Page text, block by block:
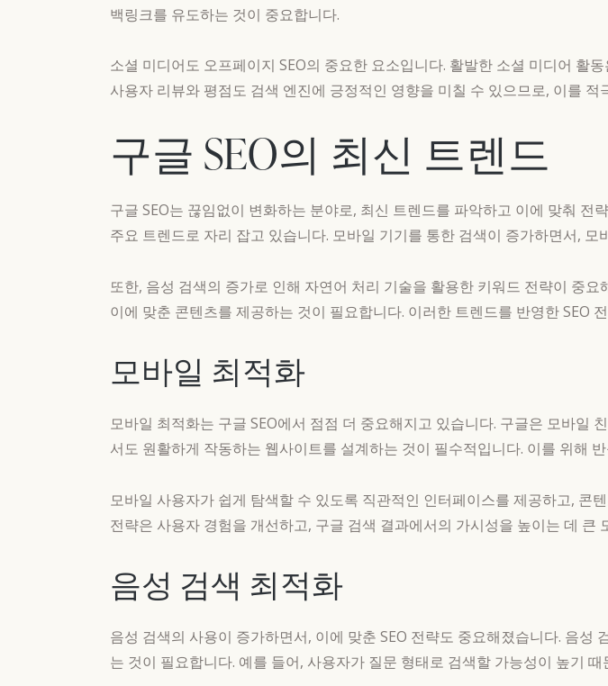
백링크를 유도하는 것이 중요합니다.
소셜 미디어도 오프페이지 SEO의 중요한 요소입니다. 활발한 소셜 미디어 활
사용자 리뷰와 평점도 검색 엔진에 긍정적인 영향을 미칠 수 있으므로, 이를
구글 SEO의 최신 트렌드
구글 SEO는 끊임없이 변화하는 분야로, 최신 트렌드를 파악하고 이에 맞춰
주요 트렌드로 자리 잡고 있습니다. 모바일 기기를 통한 검색이 증가하면서,
또한, 음성 검색의 증가로 인해 자연어 처리 기술을 활용한 키워드 전략이 중
이에 맞춘 콘텐츠를 제공하는 것이 필요합니다. 이러한 트렌드를 반영한 SEO
모바일 최적화
모바일 최적화는 구글 SEO에서 점점 더 중요해지고 있습니다. 구글은 모바일
서도 원활하게 작동하는 웹사이트를 설계하는 것이 필수적입니다. 이를 위해
모바일 사용자가 쉽게 탐색할 수 있도록 직관적인 인터페이스를 제공하고, 콘
전략은 사용자 경험을 개선하고, 구글 검색 결과에서의 가시성을 높이는 데 큰
음성 검색 최적화
음성 검색의 사용이 증가하면서, 이에 맞춘 SEO 전략도 중요해졌습니다. 음
는 것이 필요합니다. 예를 들어, 사용자가 질문 형태로 검색할 가능성이 높기